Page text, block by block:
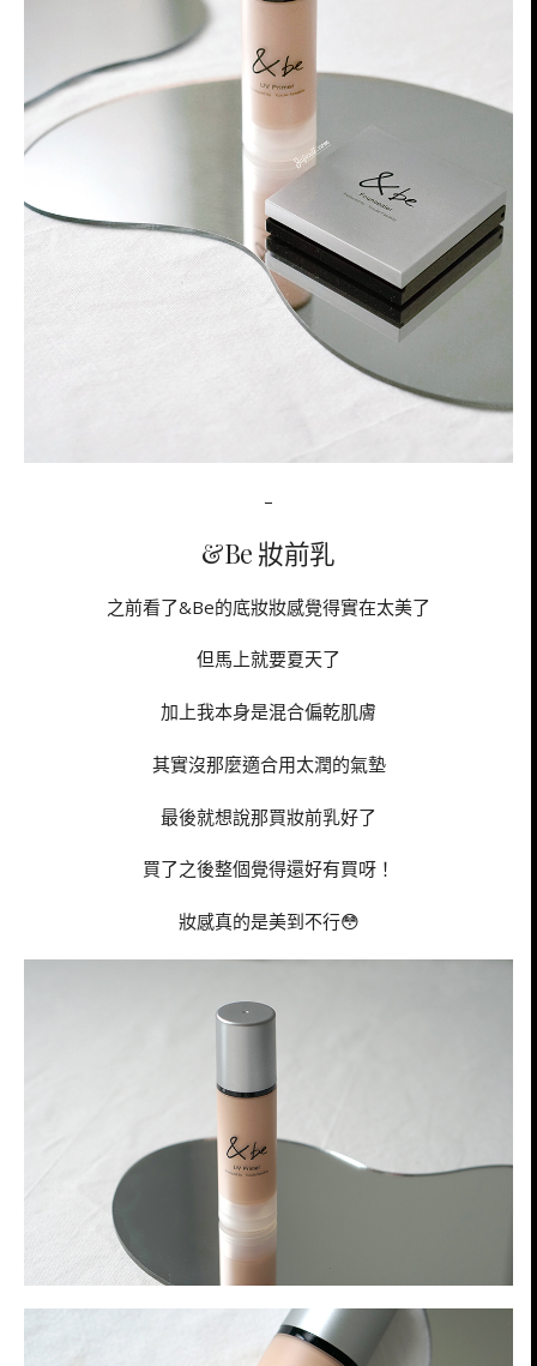
–
&Be 妝前乳
之前看了&Be的底妝妝感覺得實在太美了
但馬上就要夏天了
加上我本身是混合偏乾肌膚
其實沒那麼適合用太潤的氣墊
最後就想說那買妝前乳好了
買了之後整個覺得還好有買呀！
妝感真的是美到不行😳